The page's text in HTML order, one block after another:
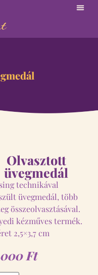
Olvasztott
üvegmedál
technikával
üvegmedál, több
összeolvasztásával.
kézműves termék.
2,5×3,7 cm
Ft